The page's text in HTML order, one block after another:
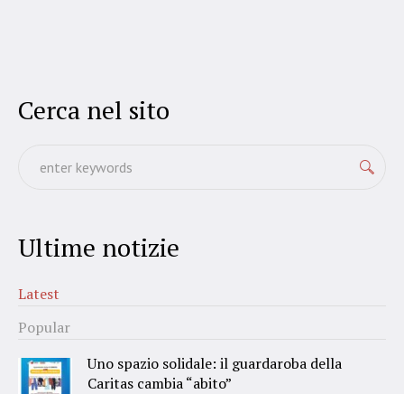
Cerca nel sito
Ultime notizie
Latest
Popular
Uno spazio solidale: il guardaroba della
Caritas cambia “abito”